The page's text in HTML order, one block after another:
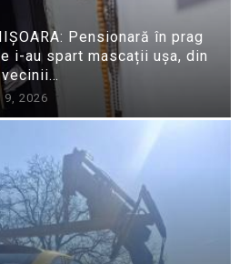
Pensionară în prag
i-au spart mascații ușa, din
9, 2026